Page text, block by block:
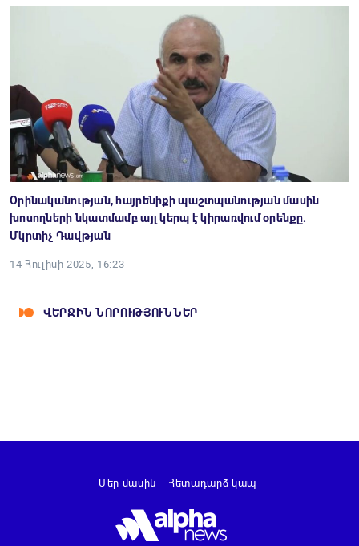
Օրինականության, հայրենիքի պաշտպանության մասին
խոսողների նկատմամբ այլ կերպ է կիրառվում օրենքը.
Մկրտիչ Դավթյան
14 Հուլիսի 2025, 16:23
ՎԵՐՋԻՆ ՆՈՐՈՒԹՅՈՒՆՆԵՐ
Մեր մասին Հետադարձ կապ